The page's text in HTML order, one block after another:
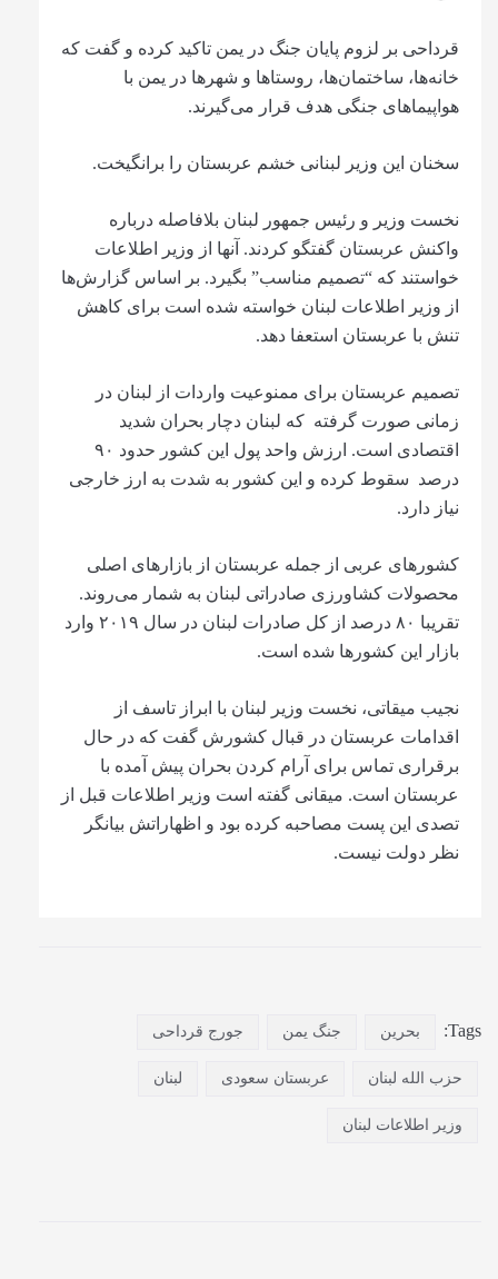
قرداحی بر لزوم پایان جنگ در یمن تاکید کرده و گفت که
خانه‌ها، ساختمان‌ها، روستاها و شهرها در یمن با
هواپیماهای جنگی هدف قرار می‌گیرند.
سخنان این وزیر لبنانی خشم عربستان را برانگیخت.
نخست وزیر و رئیس جمهور لبنان بلافاصله درباره
واکنش عربستان گفتگو کردند. آنها از وزیر اطلاعات
خواستند که “تصمیم مناسب” بگیرد. بر اساس گزارش‌ها
از وزیر اطلاعات لبنان خواسته شده است برای کاهش
تنش با عربستان استعفا دهد.
تصمیم عربستان برای ممنوعیت واردات از لبنان در
زمانی صورت گرفته که لبنان دچار بحران شدید
اقتصادی است. ارزش واحد پول این کشور حدود ۹۰
درصد سقوط کرده و این کشور به شدت به ارز خارجی
نیاز دارد.
کشورهای عربی از جمله عربستان از بازارهای اصلی
محصولات کشاورزی صادراتی لبنان به شمار می‌روند.
تقریبا ۸۰ درصد از کل صادرات لبنان در سال ۲۰۱۹ وارد
بازار این کشورها شده است.
نجیب میقاتی، نخست وزیر لبنان با ابراز تاسف از
اقدامات عربستان در قبال کشورش گفت که در حال
برقراری تماس برای آرام کردن بحران پیش آمده با
عربستان است. میقانی گفته است وزیر اطلاعات قبل از
تصدی این پست مصاحبه کرده بود و اظهاراتش بیانگر
نظر دولت نیست.
Tags: بحرین جنگ یمن جورج قرداحی
حزب الله لبنان عربستان سعودی لبنان
وزیر اطلاعات لبنان